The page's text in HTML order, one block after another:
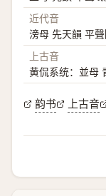
近代音
滂母 先天韻 平聲
上古音
黄侃系统：並母
韵书 上古音